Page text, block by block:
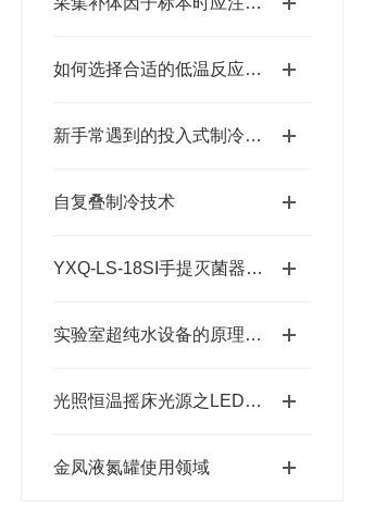
如何选择合适的低温反应浴：容量、温度范围与制冷方式
新手常遇到的投入式制冷器使用难题分析
自复叠制冷技术
YXQ-LS-18SI手提灭菌器说明书
实验室超纯水设备的原理及纯化过程
光照恒温摇床光源之LED灯和白炽灯的区别
金凤液氮罐使用领域